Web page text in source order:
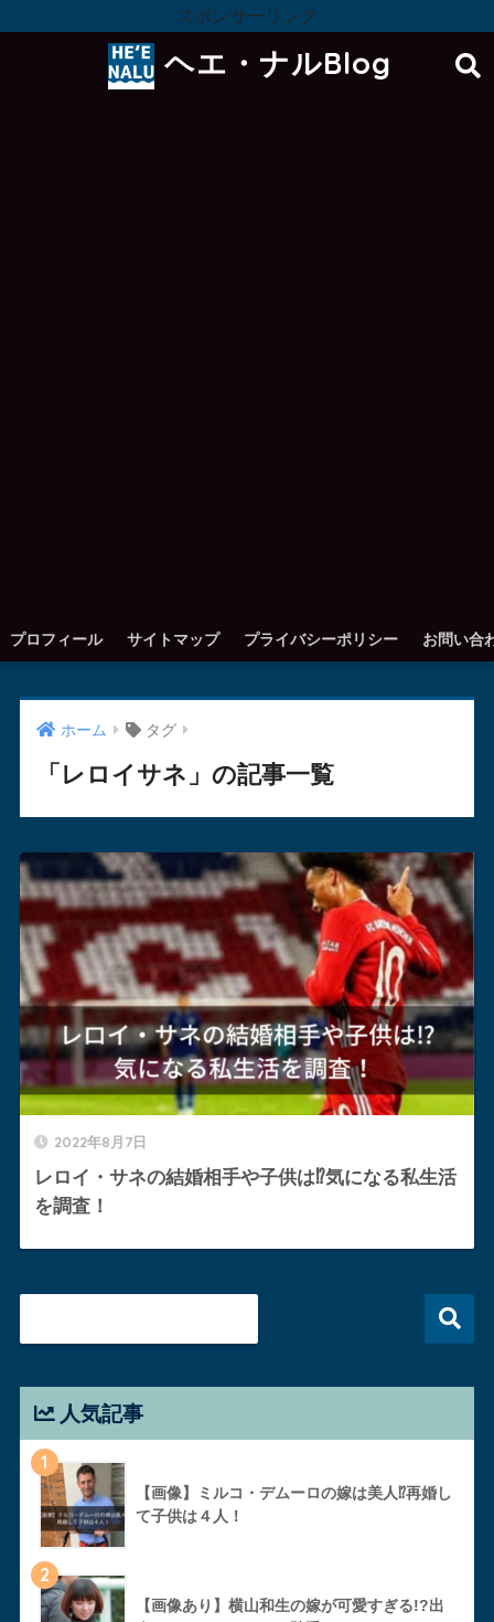
スポンサーリンク
ヘエ・ナルBlog
プロフィール サイトマップ プライバシーポリシー お問い合
ホーム タグ
「レロイサネ」の記事一覧
2022年8月7日
レロイ・サネの結婚相手や子供は⁉︎気になる私生活
を調査！
人気記事
1
【画像】ミルコ・デムーロの嫁は美人⁉︎再婚し
て子供は４人！
2
【画像あり】横山和生の嫁が可愛すぎる!?出